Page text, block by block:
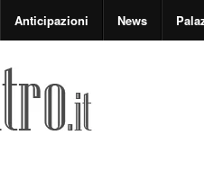
Anticipazioni News